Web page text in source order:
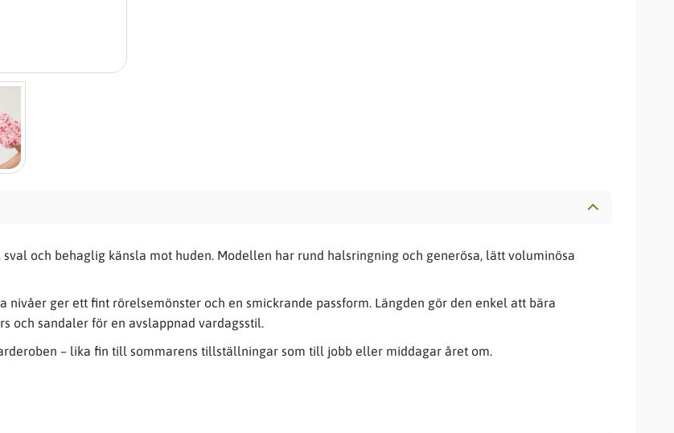
och behaglig känsla mot huden. Modellen har rund halsringning och generösa, lätt voluminösa
ger ett fint rörelsemönster och en smickrande passform. Längden gör den enkel att bära
och sandaler för en avslappnad vardagsstil.
– lika fin till sommarens tillställningar som till jobb eller middagar året om.